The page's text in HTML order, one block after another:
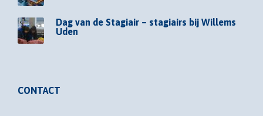
Dag van de Stagiair – stagiairs bij Willems
Uden
CONTACT